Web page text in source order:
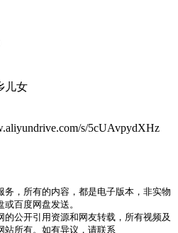
儿女
s/5cUAvpydXHz
务，所有的内容，都是电子版本，非实物
百度网盘发送。
的公开引用资源和网友转载，所有视频及
站所有。如有异议，请联系